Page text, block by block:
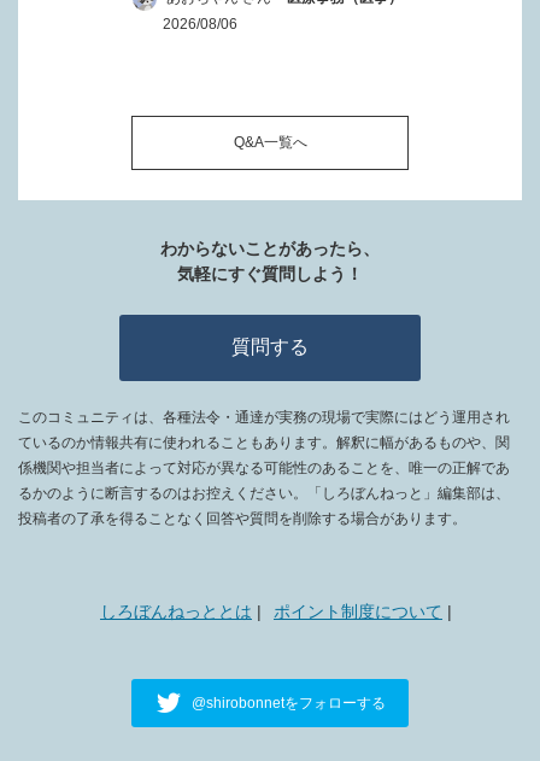
2026/08/06
Q&A一覧へ
わからないことがあったら、
気軽にすぐ質問しよう！
質問する
このコミュニティは、各種法令・通達が実務の現場で実際にはどう運用され
ているのか情報共有に使われることもあります。解釈に幅があるものや、関
係機関や担当者によって対応が異なる可能性のあることを、唯一の正解であ
るかのように断言するのはお控えください。「しろぼんねっと」編集部は、
投稿者の了承を得ることなく回答や質問を削除する場合があります。
しろぼんねっととは ポイント制度について
@shirobonnetをフォローする